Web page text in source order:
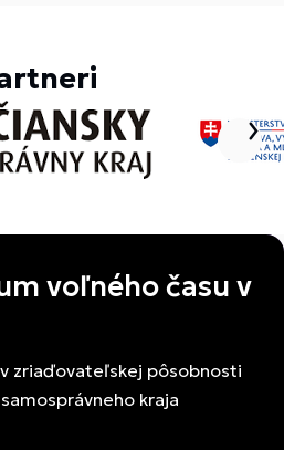
voľného času v
zriaďovateľskej pôsobnosti
kraja